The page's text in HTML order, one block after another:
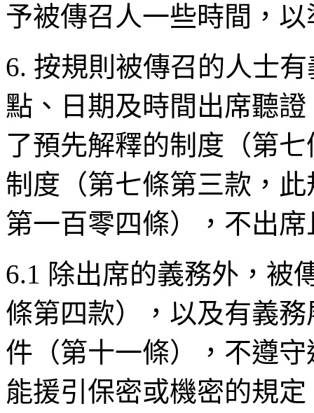
予被傳召人一些時間，
6. 按規則被傳召的人士
點、日期及時間出席聽
了預先解釋的制度（第
制度（第七條第三款，
第一百零四條），不出
6.1 除出席的義務外，被
條第四款），以及有義
件（第十一條），不遵
能援引保密或機密的規